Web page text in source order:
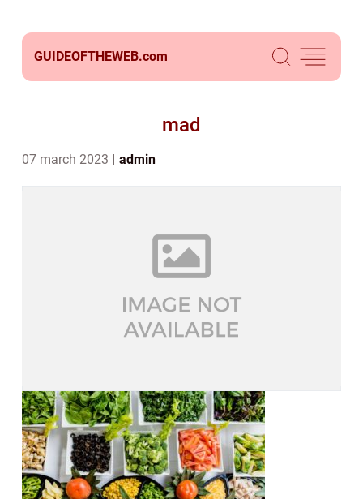
GUIDEOFTHEWEB.com
mad
07 march 2023 admin